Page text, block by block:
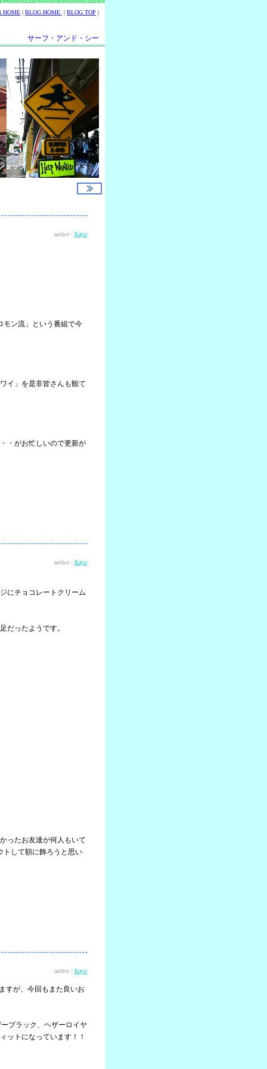
HOME | BLOG HOME | BLOG TOP |
サーフ・アンド・シー
ョップ
author : Kayo
モン流」という番組で今
イ」を是非皆さんも観て
・がお忙しいので更新が
author : Kayo
にチョコレートクリーム
だったようです。
ったお友達が何人もいて
トして額に飾ろうと思い
author : Kayo
すが、今回もまた良いお
ブラック、ヘザーロイヤ
ットになっています！！